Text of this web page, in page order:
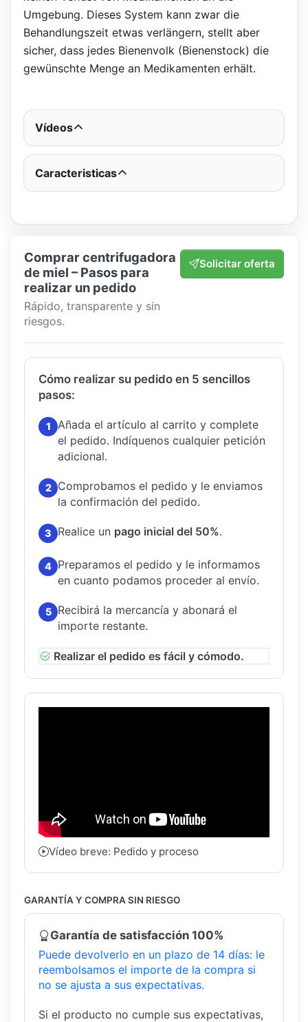
Umgebung. Dieses System kann zwar die
Behandlungszeit etwas verlängern, stellt aber
sicher, dass jedes Bienenvolk (Bienenstock) die
gewünschte Menge an Medikamenten erhält.
Vídeos
Caracteristicas
Comprar centrifugadora
de miel – Pasos para
realizar un pedido
Rápido, transparente y sin
riesgos.
Solicitar oferta
Cómo realizar su pedido en 5 sencillos
pasos:
1
Añada el artículo al carrito y complete
el pedido. Indíquenos cualquier petición
adicional.
2
Comprobamos el pedido y le enviamos
la confirmación del pedido.
3 Realice un pago inicial del 50%.
4 Preparamos el pedido y le informamos
en cuanto podamos proceder al envío.
5
Recibirá la mercancía y abonará el
importe restante.
Realizar el pedido es fácil y cómodo.
Vídeo breve: Pedido y proceso
GARANTÍA Y COMPRA SIN RIESGO
Garantía de satisfacción 100%
Puede devolverlo en un plazo de 14 días: le
reembolsamos el importe de la compra si
no se ajusta a sus expectativas.
Si el producto no cumple sus expectativas,